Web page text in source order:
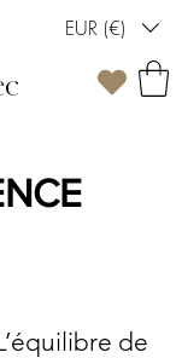
EUR (€)
de